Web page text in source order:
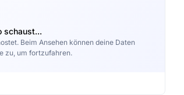
schaust...
Beim Ansehen können deine Daten
zu, um fortzufahren.